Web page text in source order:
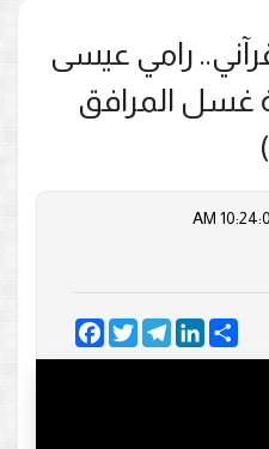
رامي عيسى
غسل المرافق
FacebookTwitter
TelegramLinkedInShare